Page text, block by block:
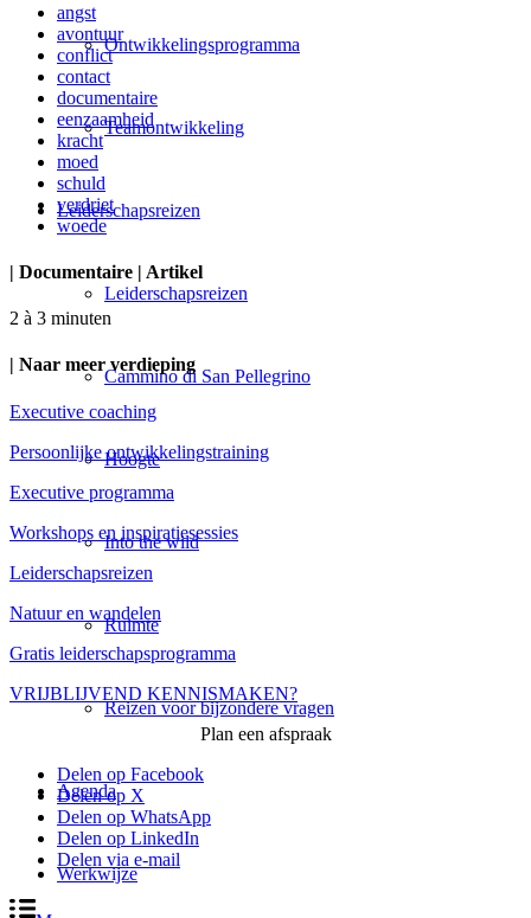
Ontwikkelingsprogramma
Teamontwikkeling
Leiderschapsreizen
Leiderschapsreizen
Cammino di San Pellegrino
Hoogte
Into the wild
Ruimte
Reizen voor bijzondere vragen
Agenda
Werkwijze
angst
avontuur
conflict
contact
documentaire
eenzaamheid
kracht
moed
schuld
verdriet
woede
| Documentaire | Artikel
2 à 3 minuten
| Naar meer verdieping
Executive coaching
Persoonlijke ontwikkelingstraining
Executive programma
Workshops en inspiratiesessies
Leiderschapsreizen
Natuur en wandelen
Gratis leiderschapsprogramma
VRIJBLIJVEND KENNISMAKEN?
Plan een afspraak
Delen op Facebook
Delen op X
Delen op WhatsApp
Delen op LinkedIn
Delen via e-mail